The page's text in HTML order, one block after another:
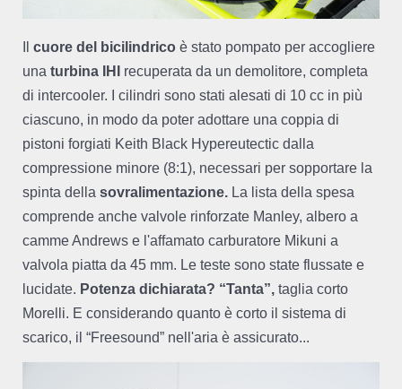
cuore del bicilindrico è stato pompato per accogliere
una turbina IHI recuperata da un demolitore, completa
di intercooler. I cilindri sono stati alesati di 10 cc in più
ciascuno, in modo da poter adottare una coppia di
pistoni forgiati Keith Black Hypereutectic dalla
compressione minore (8:1), necessari per sopportare la
spinta della sovralimentazione. La lista della spesa
comprende anche valvole rinforzate Manley, albero a
camme Andrews e l'affamato carburatore Mikuni a
valvola piatta da 45 mm. Le teste sono state flussate e
lucidate. Potenza dichiarata? “Tanta”, taglia corto
Morelli. E considerando quanto è corto il sistema di
scarico, il “Freesound” nell'aria è assicurato...